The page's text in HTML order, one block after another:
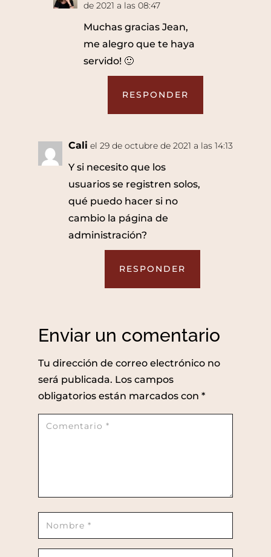
de 2021 a las 08:47
Muchas gracias Jean,
me alegro que te haya
servido! 🙂
RESPONDER
Cali el 29 de octubre de 2021 a las 14:13
Y si necesito que los
usuarios se registren solos,
qué puedo hacer si no
cambio la página de
administración?
RESPONDER
Enviar un comentario
Tu dirección de correo electrónico no
será publicada. Los campos
obligatorios están marcados con *